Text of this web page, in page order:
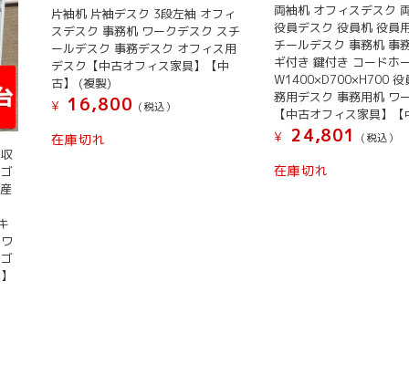
片袖机 片袖デスク 3段左袖 オフィ
スデスク 事務机 ワークデスク スチ
ールデスク 事務デスク オフィス用
デスク【中古オフィス家具】【中
古】 (複製)
¥
16,800 (税込）
在庫切れ
両袖机 オフィスデスク
役員デスク 役員机 役員
チールデスク 事務机 事
ギ付き 鍵付き コードホ
W1400×D700×H700 役
務用デスク 事務用机 ワ
【中古オフィス家具】
¥
24,801 (税込）
在庫切れ